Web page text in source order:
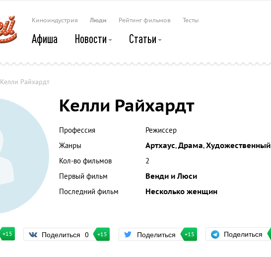
Киноиндустрия Люди Рейтинг фильмов Тесты
Афиша Новости Статьи
Келли Райхардт
Келли Райхардт
Профессия
Режиссер
Жанры
Артхаус,Драма,Художественный
Кол-во фильмов
2
Первый фильм
Венди и Люси
Последний фильм
Несколько женщин
+15 Поделиться 0 +15 Поделиться +15 Поделиться